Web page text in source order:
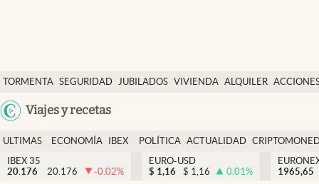
TORMENTA SEGURIDAD JUBILADOS VIVIENDA ALQUILER
USA
Viajes y recetas
Economía y finanzas
Política
Actualidad
Criptomonedas
ULTIMAS
NOTICIAS
ECONOMÍA
FINANZAS
IBEX
EURO
POLÍTICA ACTUALIDAD
IBEX 35
20.176
20.176 -0.02%
EURO-USD
$ 1,16 $ 1,16 0.01%
1965,65